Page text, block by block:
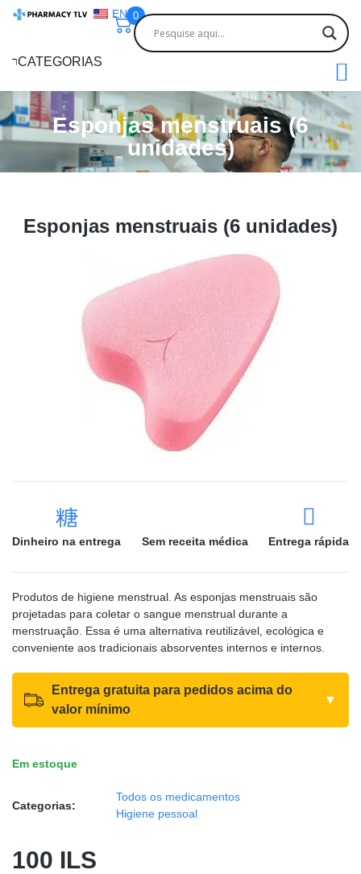
EN 0
CATEGORIAS
Esponjas menstruais (6
unidades)
Esponjas menstruais (6 unidades)
Dinheiro na entrega Sem receita médica Entrega rápida
Produtos de higiene menstrual. As esponjas menstruais são
projetadas para coletar o sangue menstrual durante a
menstruação. Essa é uma alternativa reutilizável, ecológica e
conveniente aos tradicionais absorventes internos e internos.
Entrega gratuita para pedidos acima do
valor mínimo
▼
Em estoque
Categorias:
Todos os medicamentos
Higiene pessoal
100 ILS